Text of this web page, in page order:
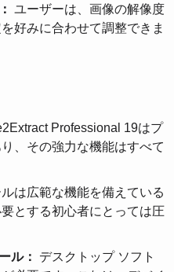
ユーザーは、画像の解像度
好みに合わせて調整できま
Professional 19はプ
、その強力な機能はすべて
は広範な機能を備えている
とする初心者にとっては圧
ル：
デスクトップ ソフト